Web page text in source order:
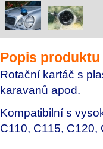
Popis produktu
Rotační kartáč s
karavanů apod.
Kompatibilní s
C110, C115, C120,